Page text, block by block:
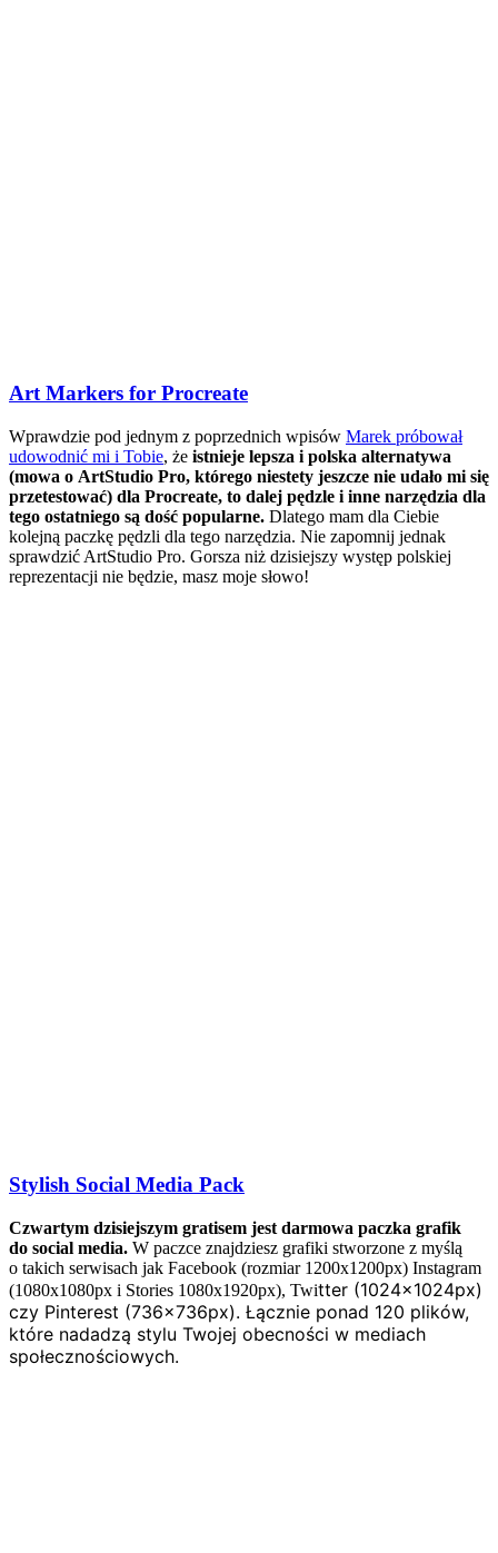
Art Markers for Procreate
Wprawdzie pod jednym z poprzednich wpisów Marek próbował
udowodnić mi i Tobie, że istnieje lepsza i polska alternatywa
(mowa o ArtStudio Pro, którego niestety jeszcze nie udało mi się
przetestować) dla Procreate, to dalej pędzle i inne narzędzia dla
tego ostatniego są dość popularne. Dlatego mam dla Ciebie
kolejną paczkę pędzli dla tego narzędzia. Nie zapomnij jednak
sprawdzić ArtStudio Pro. Gorsza niż dzisiejszy występ polskiej
reprezentacji nie będzie, masz moje słowo!
Stylish Social Media Pack
Czwartym dzisiejszym gratisem jest darmowa paczka grafik
do social media. W paczce znajdziesz grafiki stworzone z myślą
o takich serwisach jak Facebook (rozmiar 1200x1200px) Instagram
(1080x1080px i Stories 1080x1920px), Twitter (1024x1024px)
czy Pinterest (736x736px). Łącznie ponad 120 plików,
które nadadzą stylu Twojej obecności w mediach
społecznościowych.